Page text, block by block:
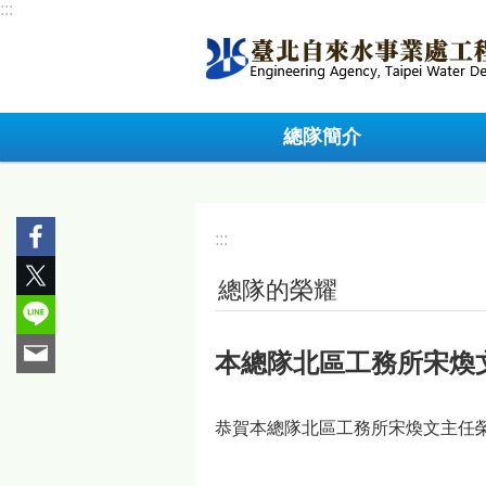
跳到主要內容區塊
:::
總隊簡介
:::
總隊的榮耀
本總隊北區工務所宋煥
恭賀本總隊北區工務所宋煥文主任